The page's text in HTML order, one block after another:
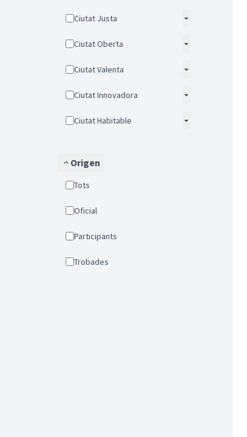
Ciutat Justa
Ciutat Oberta
Ciutat Valenta
Ciutat Innovadora
Ciutat Habitable
Origen
Tots
Oficial
Participants
Trobades